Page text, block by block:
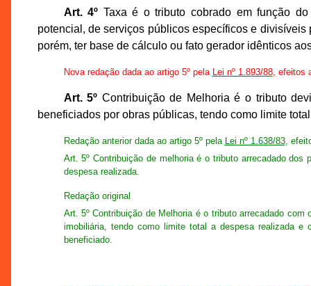
Art. 4º Taxa é o tributo cobrado em função
potencial, de serviços públicos específicos e
porém, ter base de cálculo ou fato gerador idênticos
Nova redação dada ao artigo 5º pela Lei nº 1.893/88, efeitos
Art. 5º Contribuição de Melhoria é o tributo
beneficiados por obras públicas, tendo como limite
Redação anterior dada ao artigo 5º pela Lei nº 1.638/83,
Art. 5º Contribuição de melhoria é o tributo arrecadado
despesa realizada.
Redação original
Art. 5º Contribuição de Melhoria é o tributo arrecadado
imobiliária, tendo como limite total a despesa realizada
beneficiado.